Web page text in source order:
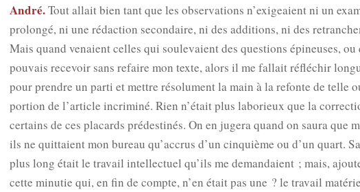
André.Tout allait bien tant que les obser­va­tions n’exigeaient ni un
pro­lon­gé, ni une rédac­tion secon­daire, ni des addi­tions, ni des
Mais quand venaient celles qui sou­le­vaient des ques­tions épi­neuses, ou
pou­vais rece­voir sans refaire mon texte, alors il me fal­lait réflé­chir
pour prendre un par­ti et mettre réso­lu­ment la main à la refonte de telle
por­tion de l’article incri­mi­né. Rien n’était plus labo­rieux que la
cer­tains de ces pla­cards pré­des­ti­nés. On en juge­ra quand on sau­ra que
ils ne quit­taient mon bureau qu’accrus d’un cin­quième ou d’un quart.
plus long était le tra­vail intel­lec­tuel qu’ils me deman­daient ; mais,
cette minu­tie qui, en fin de compte, n’en était pas une ? le tra­vail